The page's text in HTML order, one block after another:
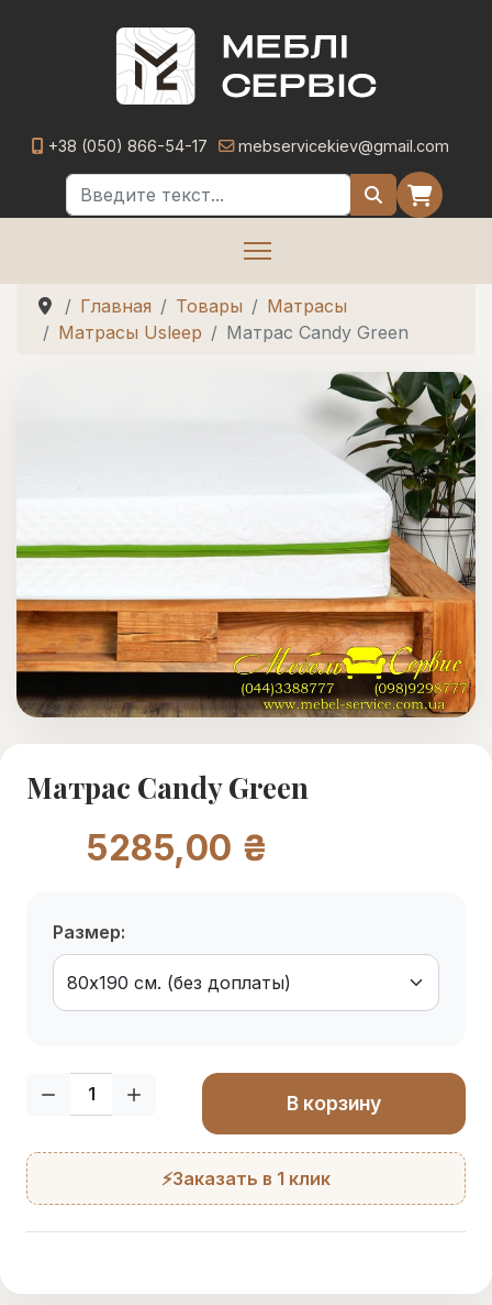
+38 (050) 866-54-17 mebservicekiev@gmail.com
Поиск
Главная Товары
Матрасы
Матрасы Usleep
Матрас Candy Green
Матрас Candy Green
5285,00 ₴
Размер:
Кол-во:
В корзину
⚡Заказать в 1 клик